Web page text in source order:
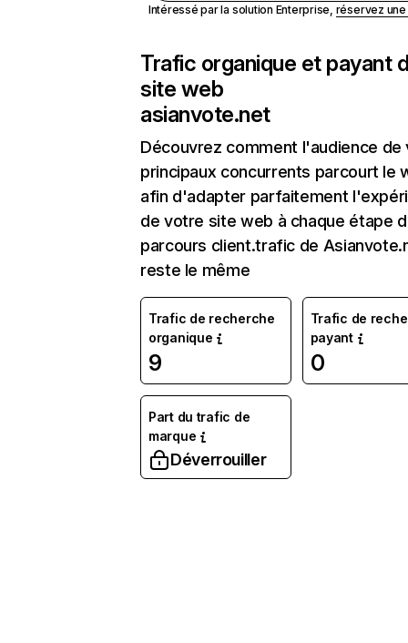
Intéressé par la solution Enterprise, réservez
Trafic organique et payant
site web
asianvote.net
Découvrez comment l'audience de
principaux concurrents parcourt le
afin d'adapter parfaitement
de votre site web à chaque étape
parcours client.trafic de
reste le même
Trafic de recherche
organique
9
Trafic de
payant
0
Part du trafic de
marque
Déverrouiller